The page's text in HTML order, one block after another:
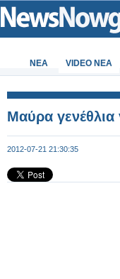
ΝΕΑ VIDEO NEA
Μαύρα γενέθλια
2012-07-21 21:30:35